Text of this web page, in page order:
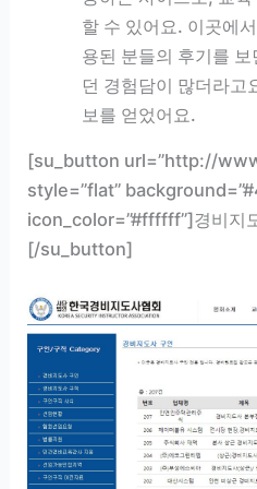
할 수 있어요. 이곳에
용된 분들의 후기를
던 경험담이 많더라고
보를 얻었어요.
[su_button url=”http://
style=”flat”
icon_color=”#ffffff”]경비지
[/su_button]